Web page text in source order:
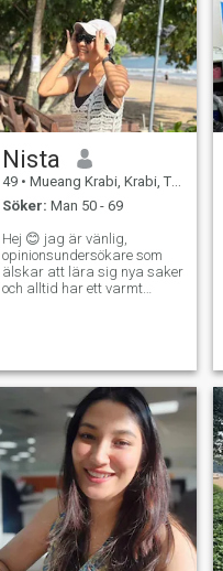
Nista
49 • Mueang Krabi, Krabi, Thailand
Söker: Man 50 - 69
Hej 😊 jag är vänlig,
opinionsundersökare som
älskar att lära sig nya saker
och alltid har ett varmt
både genom mitt arbete och i
att spendera tid med dem
glädjen. lyssna på musik
och dricka kaffe, eller bara
ta en promenad för att njuta
av lite frisk luft.